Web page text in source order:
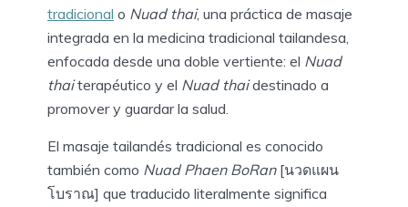
tradicional o Nuad thai, una práctica de masaje
integrada en la medicina tradicional tailandesa,
enfocada desde una doble vertiente: el Nuad
thaiterapéutico y el Nuad thaidestinado a
promover y guardar la salud.
El masaje tailandés tradicional es conocido
también como Nuad Phaen BoRan[นวดแผน
โบราณ] que traducido literalmente significa